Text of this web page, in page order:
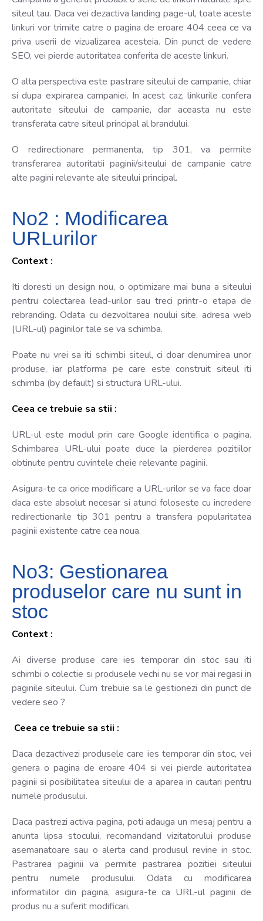
siteul tau. Daca vei dezactiva landing page-ul, toate aceste
linkuri vor trimite catre o pagina de eroare 404 ceea ce va
priva userii de vizualizarea acesteia. Din punct de vedere
SEO, vei pierde autoritatea conferita de aceste linkuri.
O alta perspectiva este pastrare siteului de campanie, chiar
si dupa expirarea campaniei. In acest caz, linkurile confera
autoritate siteului de campanie, dar aceasta nu este
transferata catre siteul principal al brandului.
O redirectionare permanenta, tip 301, va permite
transferarea autoritatii paginii/siteului de campanie catre
alte pagini relevante ale siteului principal.
No2 : Modificarea
URLurilor
Context :
Iti doresti un design nou, o optimizare mai buna a siteului
pentru colectarea lead-urilor sau treci printr-o etapa de
rebranding. Odata cu dezvoltarea noului site, adresa web
(URL-ul) paginilor tale se va schimba.
Poate nu vrei sa iti schimbi siteul, ci doar denumirea unor
produse, iar platforma pe care este construit siteul iti
schimba (by default) si structura URL-ului.
Ceea ce trebuie sa stii :
URL-ul este modul prin care Google identifica o pagina.
Schimbarea URL-ului poate duce la pierderea pozitiilor
obtinute pentru cuvintele cheie relevante paginii.
Asigura-te ca orice modificare a URL-urilor se va face doar
daca este absolut necesar si atunci foloseste cu incredere
redirectionarile tip 301 pentru a transfera popularitatea
paginii existente catre cea noua.
No3: Gestionarea
produselor care nu sunt in
stoc
Context :
Ai diverse produse care ies temporar din stoc sau iti
schimbi o colectie si produsele vechi nu se vor mai regasi in
paginile siteului. Cum trebuie sa le gestionezi din punct de
vedere seo ?
Ceea ce trebuie sa stii :
Daca dezactivezi produsele care ies temporar din stoc, vei
genera o pagina de eroare 404 si vei pierde autoritatea
paginii si posibilitatea siteului de a aparea in cautari pentru
numele produsului.
Daca pastrezi activa pagina, poti adauga un mesaj pentru a
anunta lipsa stocului, recomandand vizitatorului produse
asemanatoare sau o alerta cand produsul revine in stoc.
Pastrarea paginii va permite pastrarea pozitiei siteului
pentru numele produsului. Odata cu modificarea
informatiilor din pagina, asigura-te ca URL-ul paginii de
produs nu a suferit modificari.